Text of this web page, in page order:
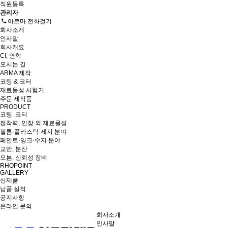
직원등록
관리자
아르마 전화걸기
회사소개
인사말
회사개요
CI, 연혁
오시는 길
ARMA 제작
코팅 & 코터
재료물성 시험기
주문 제작품
PRODUCT
코팅. 코터
접착력, 인장 외 재료물성
필름·플라스틱·제지 분야
페인트·잉크·수지 분야
교반, 분산
오븐, 신뢰성 장비
RHOPOINT
GALLERY
신제품
납품 실적
공지사항
온라인 문의
회사소개
인사말